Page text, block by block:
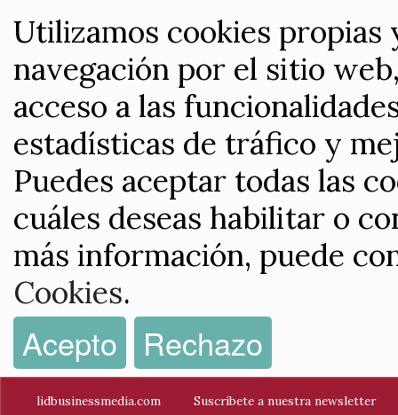
Utilizamos cookies
navegación por el sitio
acceso a las
estadísticas de tráfico y
Puedes aceptar todas las
cuáles deseas habilitar o
más información, puede
Cookies.
Acepto Rechazo
lidbusinessmedia.com Suscríbete a nuestra newsletter